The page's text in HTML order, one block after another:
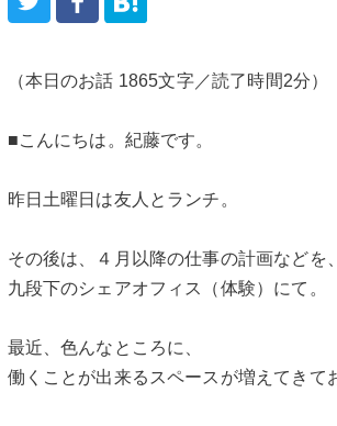
（本日のお話 1865文字／読了時間2分）
■こんにちは。紀藤です。
昨日土曜日は友人とランチ。
その後は、４月以降の仕事の計画などを、
九段下のシェアオフィス（体験）にて。
最近、色んなところに、
働くことが出来るスペースが増えてきて